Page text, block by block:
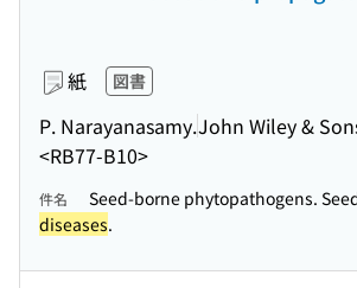
紙 図書
P. Narayanasamy.John Wiley &
<RB77-B10>
件名 Seed-borne phytopathogens.
diseases.